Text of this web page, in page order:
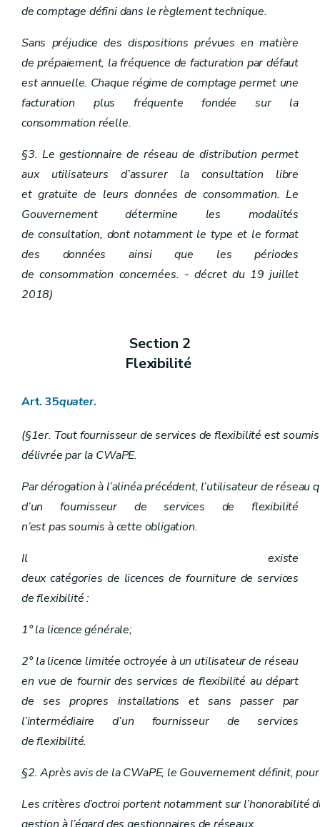
de comptage défini dans le règlement technique.
Sans préjudice des dispositions prévues en matière
de prépaiement, la fréquence de facturation par défaut
est annuelle. Chaque régime de comptage permet une
facturation plus fréquente fondée sur la
consommation réelle.
§3. Le gestionnaire de réseau de distribution permet
aux utilisateurs d’assurer la consultation libre
et gratuite de leurs données de consommation. Le
Gouvernement détermine les modalités
de consultation, dont notamment le type et le format
des données ainsi que les périodes
de consommation concernées. - décret du 19 juillet
2018)
Section 2
Flexibilité
Art. 35quater.
(§1er. Tout fournisseur de services de flexibilité est
délivrée par la CWaPE.
Par dérogation à l’alinéa précédent, l’utilisateur de
d’un fournisseur de services de flexibilité
n’est pas soumis à cette obligation.
Il existe
deux catégories de licences de fourniture de services
de flexibilité :
1° la licence générale;
2° la licence limitée octroyée à un utilisateur de réseau
en vue de fournir des services de flexibilité au départ
de ses propres installations et sans passer par
l’intermédiaire d’un fournisseur de services
de flexibilité.
§2. Après avis de la CWaPE, le Gouvernement définit,
Les critères d’octroi portent notamment sur l’honorabilité